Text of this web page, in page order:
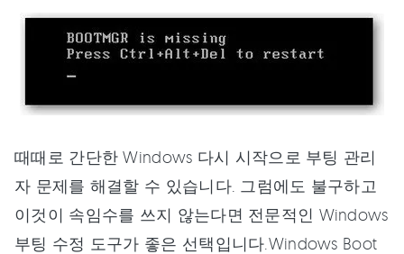
때때로 간단한 Windows 다시 시작으로 부팅 관리
자 문제를 해결할 수 있습니다. 그럼에도 불구하고
이것이 속임수를 쓰지 않는다면 전문적인 Windows
부팅 수정 도구가 좋은 선택입니다.Windows Boot